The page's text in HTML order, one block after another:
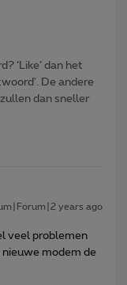
‘Like’ dan het
De andere
dan sneller
years ago
veel problemen
modem de